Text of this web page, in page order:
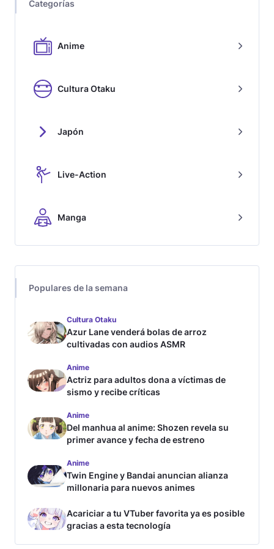
Categorías
Anime
Cultura Otaku
Japón
Live-Action
Manga
Populares de la semana
Cultura Otaku
Azur Lane venderá bolas de arroz
cultivadas con audios ASMR
Anime
Actriz para adultos dona a víctimas de
sismo y recibe críticas
Anime
Del manhua al anime: Shozen revela su
primer avance y fecha de estreno
Anime
Twin Engine y Bandai anuncian alianza
millonaria para nuevos animes
Acariciar a tu VTuber favorita ya es posible
gracias a esta tecnología